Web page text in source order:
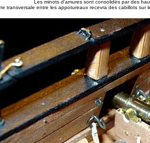
Les minots d'amures sont consolidés par des
transversale entre les appotureaux recevra des cabillots sur